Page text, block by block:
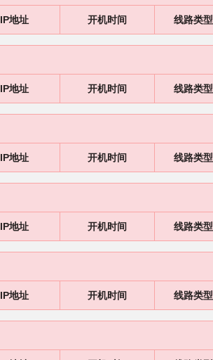
IP地址 开机时间 线路类型
IP地址 开机时间 线路类型
IP地址 开机时间 线路类型
IP地址 开机时间 线路类型
IP地址 开机时间 线路类型